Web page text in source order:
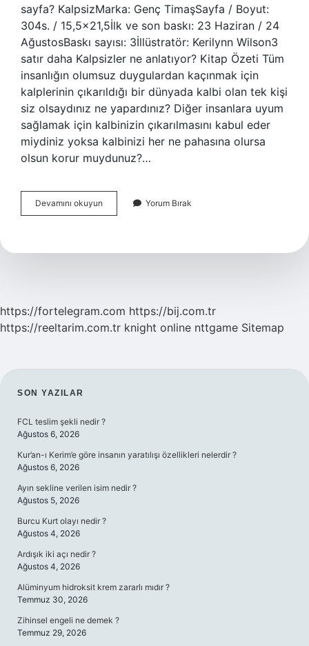
sayfa? KalpsizMarka: Genç TimaşSayfa / Boyut:
304s. / 15,5×21,5İlk ve son baskı: 23 Haziran / 24
AğustosBaskı sayısı: 3İllüstratör: Kerilynn Wilson3
satır daha Kalpsizler ne anlatıyor? Kitap Özeti Tüm
insanlığın olumsuz duygulardan kaçınmak için
kalplerinin çıkarıldığı bir dünyada kalbi olan tek kişi
siz olsaydınız ne yapardınız? Diğer insanlara uyum
sağlamak için kalbinizin çıkarılmasını kabul eder
miydiniz yoksa kalbinizi her ne pahasına olursa
olsun korur muydunuz?…
Devamını okuyun Kalpsizler
Kitabı
Yorum Bırak
https://fortelegram.com https://bij.com.tr
https://reeltarim.com.tr knight online nttgame Sitemap
SIDEBAR
SON YAZILAR
FCL teslim şekli nedir ?
Ağustos 6, 2026
Kur’an-ı Kerim’e göre insanın yaratılışı özellikleri nelerdir ?
Ağustos 6, 2026
Ayın sekline verilen isim nedir ?
Ağustos 5, 2026
Burcu Kurt olayı nedir ?
Ağustos 4, 2026
Ardışık iki açı nedir ?
Ağustos 4, 2026
Alüminyum hidroksit krem zararlı mıdır ?
Temmuz 30, 2026
Zihinsel engeli ne demek ?
Temmuz 29, 2026